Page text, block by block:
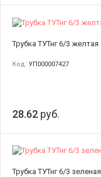
Трубка ТУТнг 6/3 желтая
Код: УП000007427
28.62 руб.
Трубка ТУТнг 6/3 зеленая